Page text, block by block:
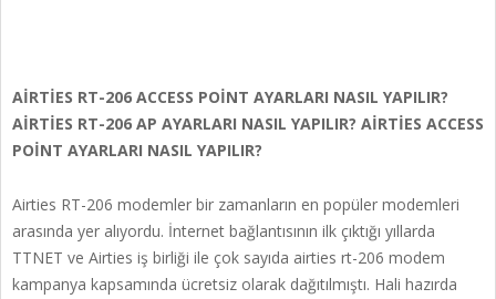
AİRTİES RT-206 ACCESS POİNT AYARLARI NASIL YAPILIR?
AİRTİES RT-206 AP AYARLARI NASIL YAPILIR? AİRTİES ACCESS
POİNT AYARLARI NASIL YAPILIR?
Airties RT-206 modemler bir zamanların en popüler modemleri
arasında yer alıyordu. İnternet bağlantısının ilk çıktığı yıllarda
TTNET ve Airties iş birliği ile çok sayıda airties rt-206 modem
kampanya kapsamında ücretsiz olarak dağıtılmıştı. Hali hazırda